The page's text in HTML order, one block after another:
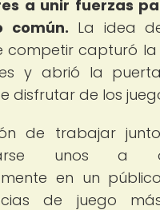
a unir fuerzas
común. La idea
competir capturó la
y abrió la
disfrutar de los
de trabajar
unos a
en un
de juego